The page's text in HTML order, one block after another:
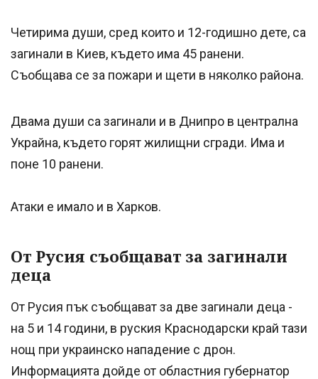
Четирима души, сред които и 12-годишно дете, са
загинали в Киев, където има 45 ранени.
Съобщава се за пожари и щети в няколко района.
Двама души са загинали и в Днипро в централна
Украйна, където горят жилищни сгради. Има и
поне 10 ранени.
Атаки е имало и в Харков.
От Русия съобщават за загинали
деца
От Русия пък съобщават за две загинали деца -
на 5 и 14 години, в руския Краснодарски край тази
нощ при украинско нападение с дрон.
Информацията дойде от областния губернатор